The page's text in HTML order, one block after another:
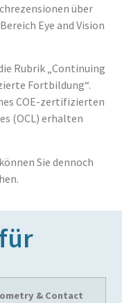
über
Eye and Vision
Rubrik „Continuing
Fortbildung“.
COE-zertifizierten
(OCL) erhalten
Sie dennoch
& Contact